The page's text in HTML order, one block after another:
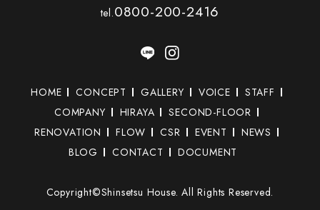
tel.0800-200-2416
HOME CONCEPT GALLERY VOICE
STAFF
COMPANY
HIRAYA
SECOND-FLOOR
RENOVATION
FLOW CSR EVENT
NEWS
BLOG
CONTACT DOCUMENT
Copyright©Shinsetsu House. All Rights Reserved.